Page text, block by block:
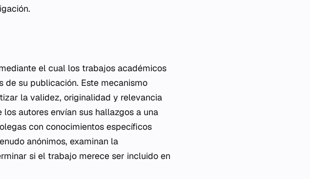
el cual los trabajos académicos
su publicación. Este mecanismo
la validez, originalidad y relevancia
autores envían sus hallazgos a una
con conocimientos específicos
anónimos, examinan la
si el trabajo merece ser incluido en